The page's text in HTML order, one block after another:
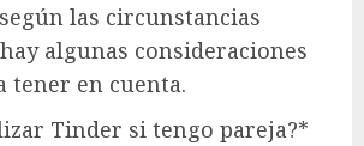
las circunstancias
algunas consideraciones
tener en cuenta.
Tinder si tengo pareja?*